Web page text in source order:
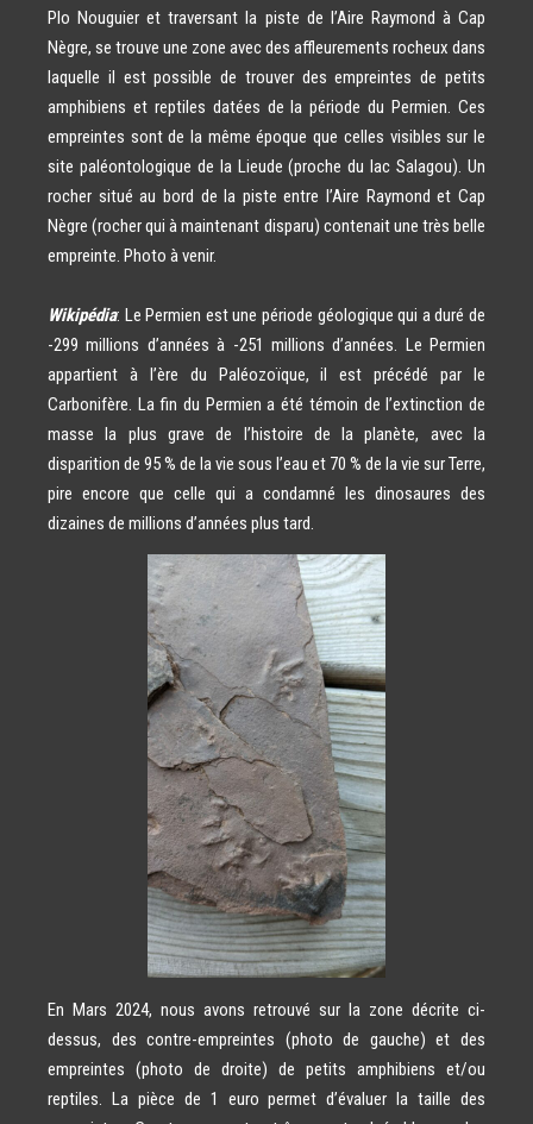
Plo Nouguier et traversant la piste de l’Aire Raymond à Cap
Nègre, se trouve une zone avec des affleurements rocheux dans
laquelle il est possible de trouver des empreintes de petits
amphibiens et reptiles datées de la période du Permien. Ces
empreintes sont de la même époque que celles visibles sur le
site paléontologique de la Lieude (proche du lac Salagou). Un
rocher situé au bord de la piste entre l’Aire Raymond et Cap
Nègre (rocher qui à maintenant disparu) contenait une très belle
empreinte. Photo à venir.
Wikipédia: Le Permien est une période géologique qui a duré de
-299 millions d’années à -251 millions d’années. Le Permien
appartient à l’ère du Paléozoïque, il est précédé par le
Carbonifère. La fin du Permien a été témoin de l’extinction de
masse la plus grave de l’histoire de la planète, avec la
disparition de 95 % de la vie sous l’eau et 70 % de la vie sur Terre,
pire encore que celle qui a condamné les dinosaures des
dizaines de millions d’années plus tard.
En Mars 2024, nous avons retrouvé sur la zone décrite ci-
dessus, des contre-empreintes (photo de gauche) et des
empreintes (photo de droite) de petits amphibiens et/ou
reptiles. La pièce de 1 euro permet d’évaluer la taille des